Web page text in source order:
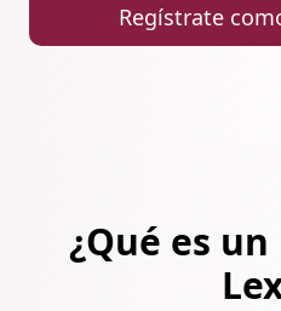
Regístrate
¿Qué es